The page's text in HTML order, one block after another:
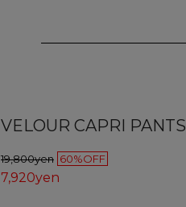
VELOUR CAPRI PANTS
19,800yen 60%OFF
7,920yen